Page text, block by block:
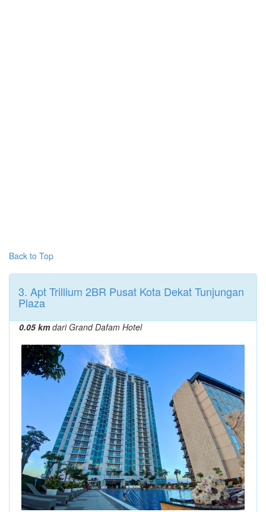
Back to Top
3. Apt Trillium 2BR Pusat Kota Dekat Tunjungan
Plaza
0.05 kmdari Grand Dafam Hotel